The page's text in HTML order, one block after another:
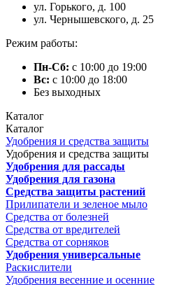
ул. Горького, д. 100
ул. Чернышевского, д. 25
Режим работы:
Пн-Сб: с 10:00 до 19:00
Вс: с 10:00 до 18:00
Без выходных
Каталог
Каталог
Удобрения и средства защиты
Удобрения и средства защиты
Удобрения для рассады
Удобрения для газона
Средства защиты растений
Прилипатели и зеленое мыло
Средства от болезней
Средства от вредителей
Средства от сорняков
Удобрения универсальные
Раскислители
Удобрения весенние и осенние